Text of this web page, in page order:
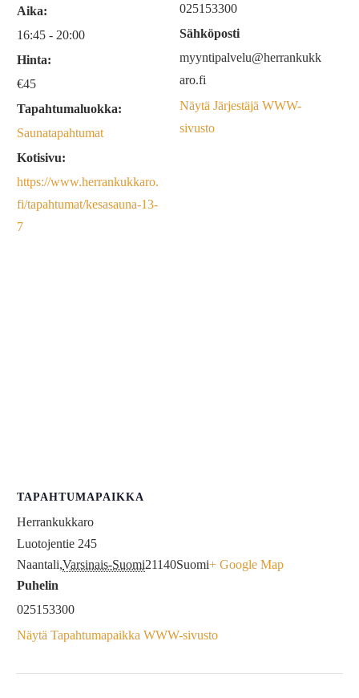
Aika:
16:45 - 20:00
Hinta:
€45
Tapahtumaluokka:
Saunatapahtumat
Kotisivu:
https://www.herrankukkaro.
fi/tapahtumat/kesasauna-13-
7
025153300
Sähköposti
myyntipalvelu@herrankukk
aro.fi
Näytä Järjestäjä WWW-
sivusto
TAPAHTUMAPAIKKA
Herrankukkaro
Luotojentie 245
Naantali,Varsinais-Suomi21140Suomi+ Google Map
Puhelin
025153300
Näytä Tapahtumapaikka WWW-sivusto